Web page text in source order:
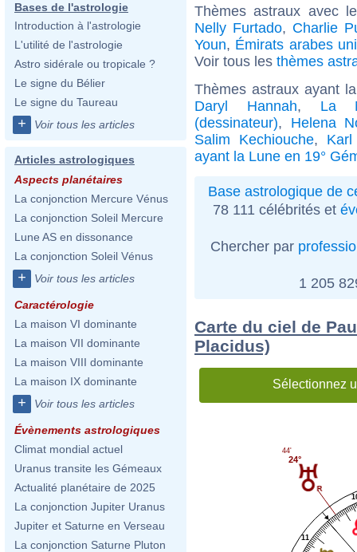
Bases de l'astrologie
Introduction à l'astrologie
L'utilité de l'astrologie
Astro sidérale ou tropicale ?
Le signe du Bélier
Le signe du Taureau
+ Voir tous les articles
Articles astrologiques
Aspects planétaires
La conjonction Mercure Vénus
La conjonction Soleil Mercure
Lune AS en dissonance
La conjonction Soleil Vénus
+ Voir tous les articles
Caractérologie
La maison VI dominante
La maison VII dominante
La maison VIII dominante
La maison IX dominante
+ Voir tous les articles
Évènements astrologiques
Climat mondial actuel
Uranus transite les Gémeaux
Actualité planétaire de 2025
La conjonction Jupiter Uranus
Jupiter et Saturne en Verseau
La conjonction Saturne Pluton
Thèmes astraux avec
Nelly Furtado, Charlie
Youn, Émirats arabes
Voir tous les thèmes
Thèmes astraux ayant
Daryl Hannah, La
(dessinateur), Helena
Salim Kechiouche,
ayant la Lune en 19°
Base astrologique de
78 111 célébrités et
Chercher par
1 205
Carte du ciel de
Placidus)
Sélectionnez
11
24°
44'